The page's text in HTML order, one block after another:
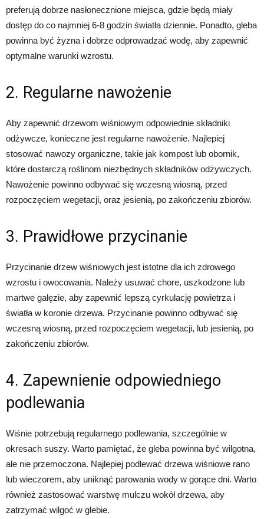
preferują dobrze nasłonecznione miejsca, gdzie będą miały
dostęp do co najmniej 6-8 godzin światła dziennie. Ponadto, gleba
powinna być żyzna i dobrze odprowadzać wodę, aby zapewnić
optymalne warunki wzrostu.
2. Regularne nawożenie
Aby zapewnić drzewom wiśniowym odpowiednie składniki
odżywcze, konieczne jest regularne nawożenie. Najlepiej
stosować nawozy organiczne, takie jak kompost lub obornik,
które dostarczą roślinom niezbędnych składników odżywczych.
Nawożenie powinno odbywać się wczesną wiosną, przed
rozpoczęciem wegetacji, oraz jesienią, po zakończeniu zbiorów.
3. Prawidłowe przycinanie
Przycinanie drzew wiśniowych jest istotne dla ich zdrowego
wzrostu i owocowania. Należy usuwać chore, uszkodzone lub
martwe gałęzie, aby zapewnić lepszą cyrkulację powietrza i
światła w koronie drzewa. Przycinanie powinno odbywać się
wczesną wiosną, przed rozpoczęciem wegetacji, lub jesienią, po
zakończeniu zbiorów.
4. Zapewnienie odpowiedniego
podlewania
Wiśnie potrzebują regularnego podlewania, szczególnie w
okresach suszy. Warto pamiętać, że gleba powinna być wilgotna,
ale nie przemoczona. Najlepiej podlewać drzewa wiśniowe rano
lub wieczorem, aby uniknąć parowania wody w gorące dni. Warto
również zastosować warstwę mulczu wokół drzewa, aby
zatrzymać wilgoć w glebie.